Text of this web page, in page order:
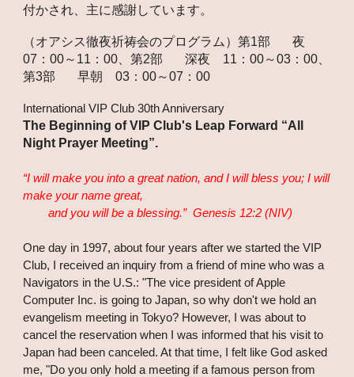
付かされ、主に感謝しています。
（オアシス徹夜祈祷会のプログラム）第1部 夜
07：00～11：00、第2部 深夜 11：00～03：00、
第3部 早朝 03：00～07：00
International VIP Club 30th Anniversary
The Beginning of VIP Club's Leap Forward “All
Night Prayer Meeting”.
“I will make you into a great nation, and I will bless you; I will
make your name great,
and you will be a blessing.” Genesis 12:2 (NIV)
One day in 1997, about four years after we started the VIP
Club, I received an inquiry from a friend of mine who was a
Navigators in the U.S.: "The vice president of Apple
Computer Inc. is going to Japan, so why don't we hold an
evangelism meeting in Tokyo? However, I was about to
cancel the reservation when I was informed that his visit to
Japan had been canceled. At that time, I felt like God asked
me, "Do you only hold a meeting if a famous person from